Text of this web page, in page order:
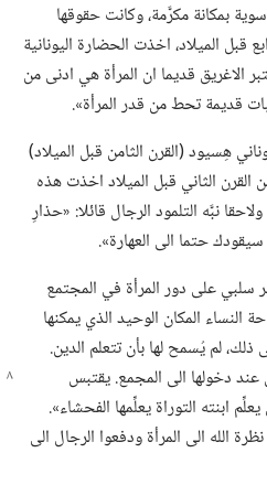
بمكانة مكرَّمة،‏ وكانت حقوقها
قبل الميلاد،‏ اخذت الحضارة اليونانية
الاغريق قديما ان المرأة هي ادنى من
قديمة تحط من قدر المرأة».‏
هِسيود (‏القرن الثامن قبل الميلاد)‏
القرن الثاني قبل الميلاد اخذت هذه
نبَّه التلمود الرجال قائلا:‏ «حذارِ
حتما الى العهارة».‏
سلبي على دور المرأة في المجتمع
المكان الوحيد الذي يمكنها
لم يُسمح لها بأن تتعلم الدين.‏
عند دخولها الى المجمع.‏ يقتبس
ابنته التوراة يعلِّمها الفحشاء».‏
الله الى المرأة ودفعوا الرجال الى